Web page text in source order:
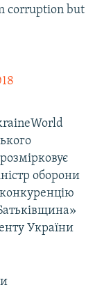
corruption but
оборони
України